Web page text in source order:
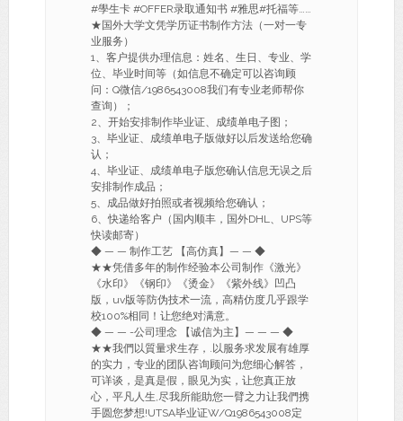
#學生卡 #OFFER录取通知书 #雅思#托福等……
★国外大学文凭学历证书制作方法（一对一专
业服务）
1、客户提供办理信息：姓名、生日、专业、学
位、毕业时间等（如信息不确定可以咨询顾
问：Q微信/1986543008我们有专业老师帮你
查询）；
2、开始安排制作毕业证、成绩单电子图；
3、毕业证、成绩单电子版做好以后发送给您确
认；
4、毕业证、成绩单电子版您确认信息无误之后
安排制作成品；
5、成品做好拍照或者视频给您确认；
6、快递给客户（国内顺丰，国外DHL、UPS等
快读邮寄）
◆ — — 制作工艺 【高仿真】— — ◆
★★凭借多年的制作经验本公司制作《激光》
《水印》《钢印》《烫金》《紫外线》凹凸
版，uv版等防伪技术一流，高精仿度几乎跟学
校100%相同！让您绝对满意。
◆ — — -公司理念 【诚信为主】— — — ◆
★★我們以質量求生存，.以服务求发展有雄厚
的实力，专业的团队咨询顾问为您细心解答，
可详谈，是真是假，眼见为实，让您真正放
心，平凡人生,尽我所能助您一臂之力让我們携
手圆您梦想!UTSA毕业证W/Q1986543008定